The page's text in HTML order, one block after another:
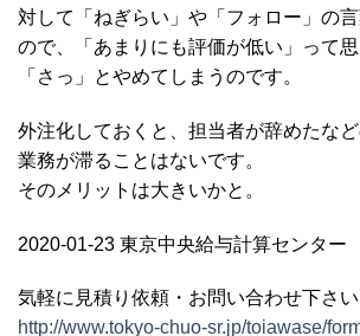
対して「ねぎらい」や「フォロー」の
ので、「あまりにも評価が低い」って
「さっ」とやめてしまうのです。
外注化しておくと、担当者が辞めたな
業務が滞ることはないです。
そのメリットは大きいかと。
2020-01-23 東京中央給与計算センター
気軽に見積り依頼・お問い合わせ下さい
http://www.tokyo-chuo-sr.jp/toiawase/